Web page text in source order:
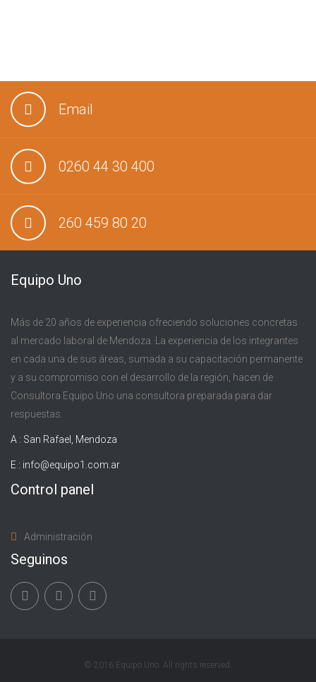
Email
0260 44 30 400
260 459 80 20
Equipo Uno
Más de 20 años de experiencia ofreciendo soluciones concretas
al mercado laboral de Mendoza. La experiencia de los integrantes
en cada una de sus áreas, sumada a su capacitación permanente
y a su compromiso con el desarrollo de la región, hacen de
Consultora Equipo Uno una consultora preparada para dar
respuestas.
A : San Rafael, Mendoza
E : info@equipo1.com.ar
Control panel
Administración
Seguinos
© 2016 Equipo Uno. All rights reserved.